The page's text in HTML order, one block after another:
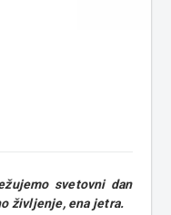
svetovni dan
življenje, ena jetra.